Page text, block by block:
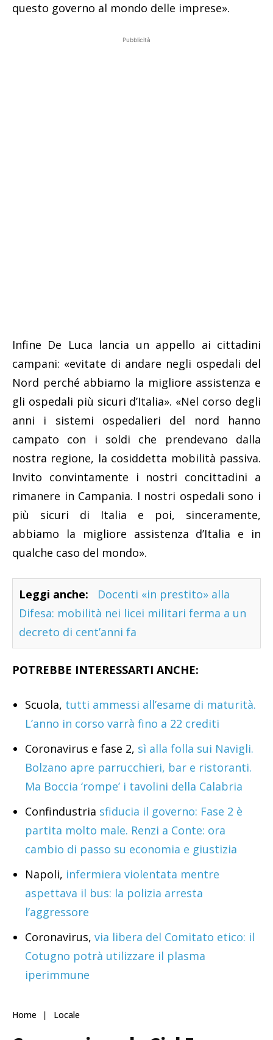
questo governo al mondo delle imprese».
Pubblicità
Infine De Luca lancia un appello ai cittadini
campani: «evitate di andare negli ospedali del
Nord perché abbiamo la migliore assistenza e
gli ospedali più sicuri d’Italia». «Nel corso degli
anni i sistemi ospedalieri del nord hanno
campato con i soldi che prendevano dalla
nostra regione, la cosiddetta mobilità passiva.
Invito convintamente i nostri concittadini a
rimanere in Campania. I nostri ospedali sono i
più sicuri di Italia e poi, sinceramente,
abbiamo la migliore assistenza d’Italia e in
qualche caso del mondo».
Leggi anche:
Docenti «in prestito» alla
Difesa: mobilità nei licei militari ferma a un
decreto di cent’anni fa
POTREBBE INTERESSARTI ANCHE:
Scuola, tutti ammessi all’esame di maturità.
L’anno in corso varrà fino a 22 crediti
Coronavirus e fase 2, sì alla folla sui Navigli.
Bolzano apre parrucchieri, bar e ristoranti.
Ma Boccia ‘rompe’ i tavolini della Calabria
Confindustria sfiducia il governo: Fase 2 è
partita molto male. Renzi a Conte: ora
cambio di passo su economia e giustizia
Napoli, infermiera violentata mentre
aspettava il bus: la polizia arresta
l’aggressore
Coronavirus, via libera del Comitato etico: il
Cotugno potrà utilizzare il plasma
iperimmune
Home Locale